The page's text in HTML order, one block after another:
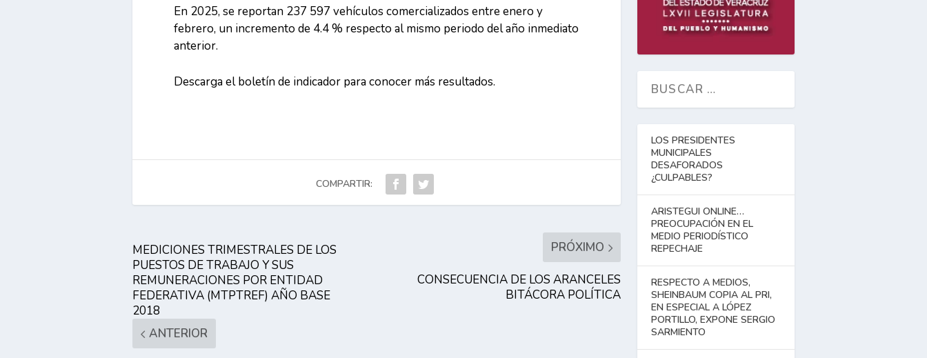
En 2025, se reportan 237 597 vehículos comercializados entre enero y
febrero, un incremento de 4.4 % respecto al mismo periodo del año inmediato
anterior.
Descarga el boletín de indicador para conocer más resultados.
COMPARTIR:
MEDICIONES TRIMESTRALES DE LOS
PUESTOS DE TRABAJO Y SUS
REMUNERACIONES POR ENTIDAD
FEDERATIVA (MTPTREF) AÑO BASE
2018
ANTERIOR
PRÓXIMO
CONSECUENCIA DE LOS ARANCELES
BITÁCORA POLÍTICA
LOS PRESIDENTES
MUNICIPALES
DESAFORADOS
¿CULPABLES?
ARISTEGUI ONLINE…
PREOCUPACIÓN EN EL
MEDIO PERIODÍSTICO
REPECHAJE
RESPECTO A MEDIOS,
SHEINBAUM COPIA AL PRI,
EN ESPECIAL A LÓPEZ
PORTILLO, EXPONE SERGIO
SARMIENTO